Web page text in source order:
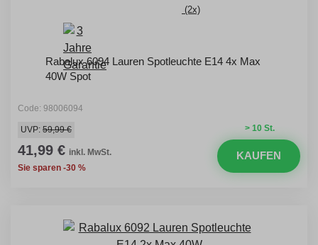
(2x)
Rabalux 6094 Lauren Spotleuchte E14 4x Max
40W Spot
Code: 98006094
> 10 St.
UVP: 59,99 €
41,99 € inkl. MwSt.
Sie sparen -30 %
KAUFEN